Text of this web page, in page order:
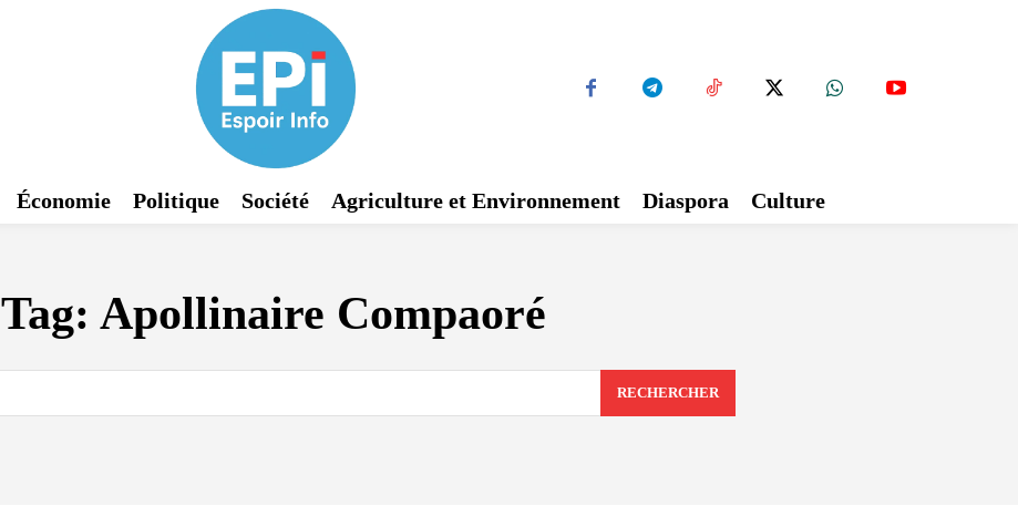
Économie Politique Société Agriculture et Environnement Diaspora Culture
Tag: Apollinaire Compaoré
RECHERCHER